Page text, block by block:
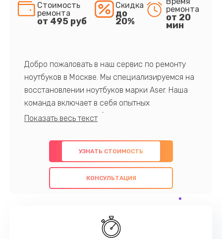
Стоимость
ремонта
от 495 руб
Скидка
до
20%
ремонта
от 20
мин
Добро пожаловать в наш сервис по ремонту
ноутбуков в Москве. Мы специализируемся на
восстановлении ноутбуков марки Aser. Наша
команда включает в себя опытных
профессионалов с обширными знаниями и
предлагаем быстрый и качественный ремонт с
использованием оригинальных компонентов, а
также гарантируем качество всех
проведенных работ. Наша цель - предоставить
наилучшим образом. Не медлите записаться на
УЗНАТЬ СТОИМОСТЬ
КОНСУЛЬТАЦИЯ